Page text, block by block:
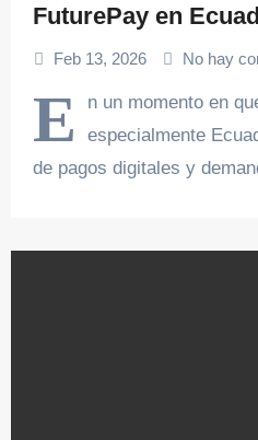
FuturePay en
Feb 13, 2026 No hay
E
n un momento en
especialmente
de pagos digitales y